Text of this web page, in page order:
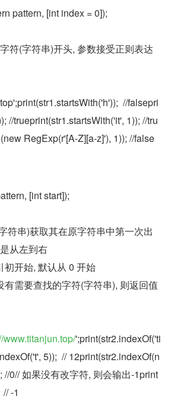
pattern, [int index = 0]);
符(字符串)开头, 参数接受正则表达
//falsepri
//trueprint(str1.startsWith('it', 1)); //tru
RegExp(r'[A-Z][a-z]'), 1)); //false
[int start]);
符串)获取其在原字符串中第一次出
从左到右
初开始, 默认从 0 开始
有需要查找的字符(字符串), 则返回值
www.titanjun.top/';print(str2.indexOf('ti
5));  // 12print(str2.indexOf(n
//0// 如果没有改字符, 则会输出-1print
-1